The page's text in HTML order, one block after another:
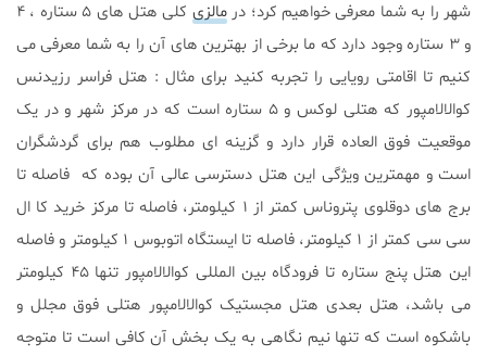
شهر را به شما معرفی خواهیم کرد؛ درمالزی
کلی هتل های ۵ ستاره ، ۴
و ۳ ستاره وجود دارد که ما برخی از بهترین های آن را به شما معرفی می
کنیم تا اقامتی رویایی را تجربه کنید برای مثال : هتل فراسر رزیدنس
کوالالامپور که هتلی لوکس و ۵ ستاره است که در مرکز شهر و در یک
موقعیت فوق ‌العاده قرار دارد و گزینه‌ ای مطلوب هم برای گردشگران
است و مهمترین ویژگی این هتل دسترسی عالی آن بوده که فاصله تا
برج های دوقلوی پتروناس کمتر از ۱ کیلومتر، فاصله تا مرکز خرید کا ال
سی سی کمتر از ۱ کیلومتر، فاصله تا ایستگاه اتوبوس ۱ کیلومتر و فاصله
این هتل پنج ستاره تا فرودگاه بین المللی کوالالامپور تنها ۴۵ کیلومتر
می باشد، هتل بعدی هتل مجستیک کوالالامپور هتلی فوق مجلل و
باشکوه است که تنها نیم‌ نگاهی به یک بخش آن کافی است تا متوجه